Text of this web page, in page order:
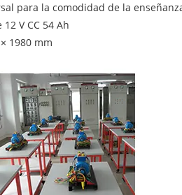
para la comodidad de la
V CC 54 Ah
1980 mm